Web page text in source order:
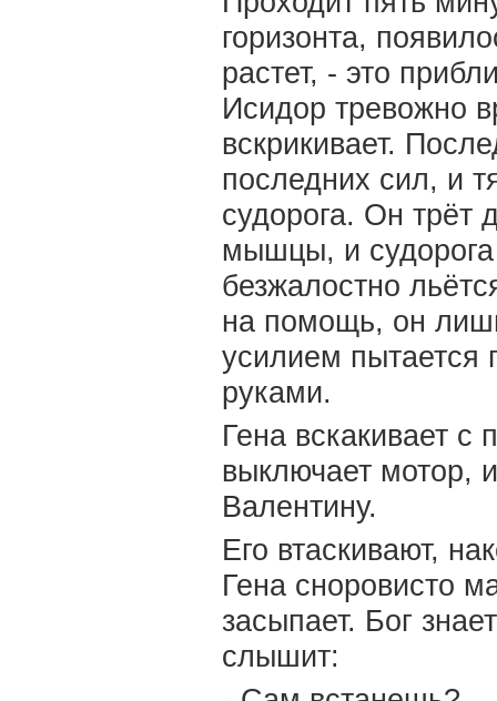
горизонта,
растет, - это
Исидор тревожно
вскрикивает.
последних сил, и
судорога. Он трёт
мышцы, и судорога
безжалостно
на помощь, он
усилием
руками.
Гена вскакивает
выключает мотор,
Валентину.
Его втаскивают,
Гена сноровисто
засыпает. Бог
слышит: